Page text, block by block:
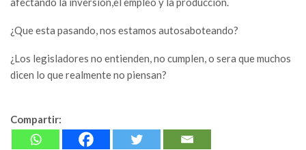
¿Que esta pasando, nos estamos autosaboteando?
¿Los legisladores no entienden, no cumplen, o sera que muchos
dicen lo que realmente no piensan?
Compartir: